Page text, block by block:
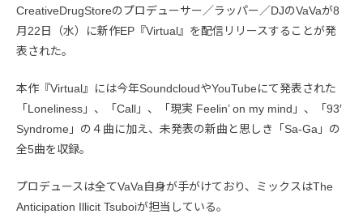
CreativeDrugStoreのプロデューサー／ラッパー／DJのVaVaが8
月22日（水）に新作EP『Virtual』を配信リリースすることが発
表された。
本作『Virtual』には今年SoundcloudやYouTubeにて発表された
「Loneliness」、「Call」、「現実 Feelin’ on my mind」、「93′
Syndrome」の４曲に加え、未発表の新曲と思しき「Sa-Ga」の
全5曲を収録。
プロデュースは全てVaVa自身が手がけており、ミックスはThe
Anticipation Illicit Tsuboiが担当している。